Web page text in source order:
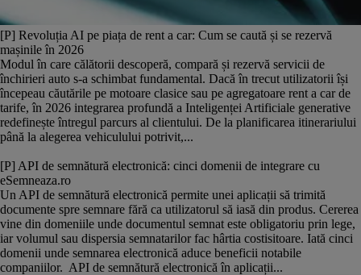
[P] Revoluția AI pe piața de rent a car: Cum se caută și se rezervă
mașinile în 2026
Modul în care călătorii descoperă, compară și rezervă servicii de
închirieri auto s-a schimbat fundamental. Dacă în trecut utilizatorii își
începeau căutările pe motoare clasice sau pe agregatoare rent a car de
tarife, în 2026 integrarea profundă a Inteligenței Artificiale generative
redefinește întregul parcurs al clientului. De la planificarea itinerariului
până la alegerea vehiculului potrivit,...
[P] API de semnătură electronică: cinci domenii de integrare cu
eSemneaza.ro
Un API de semnătură electronică permite unei aplicații să trimită
documente spre semnare fără ca utilizatorul să iasă din produs. Cererea
vine din domeniile unde documentul semnat este obligatoriu prin lege,
iar volumul sau dispersia semnatarilor fac hârtia costisitoare. Iată cinci
domenii unde semnarea electronică aduce beneficii notabile
companiilor. API de semnătură electronică în aplicații...